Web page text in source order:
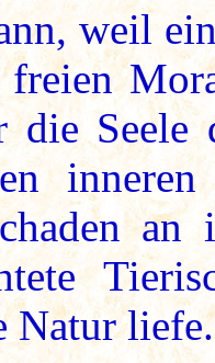
weil
die Seele
inneren
an
Natur liefe.